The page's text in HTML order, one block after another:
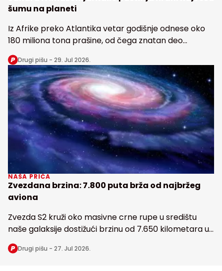
šumu na planeti
Iz Afrike preko Atlantika vetar godišnje odnese oko
180 miliona tona prašine, od čega znatan deo
snabdeva fosforom najveću tropsku kišnu šumu na
Zemlji
Drugi pišu - 29. Jul 2026.
NAŠA PRIČA
Zvezdana brzina: 7.800 puta brža od najbržeg
aviona
Zvezda S2 kruži oko masivne crne rupe u središtu
naše galaksije dostižući brzinu od 7.650 kilometara u
sekundi
Drugi pišu - 27. Jul 2026.